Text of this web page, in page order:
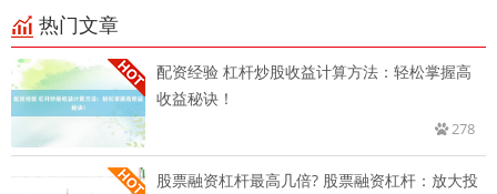
热门文章
配资经验 杠杆炒股收益计算方法：轻松掌握高
收益秘诀！
278
股票融资杠杆最高几倍? 股票融资杠杆：放大投